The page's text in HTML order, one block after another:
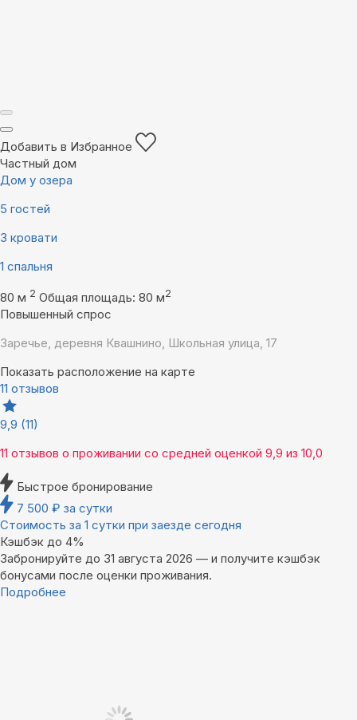
Добавить в Избранное
Частный дом
Дом у озера
5 гостей
3 кровати
1 спальня
80 м 2 Общая площадь: 80 м2
Повышенный спрос
Заречье, деревня Квашнино, Школьная улица, 17
Показать расположение на карте
11 отзывов
9,9 (11)
11 отзывов о проживании со средней оценкой 9,9 из 10,0
Быстрое бронирование
7 500 ₽ за сутки
Стоимость за 1 сутки при заезде сегодня
Кэшбэк до 4%
Забронируйте до 31 августа 2026 — и получите кэшбэк
бонусами после оценки проживания.
Подробнее